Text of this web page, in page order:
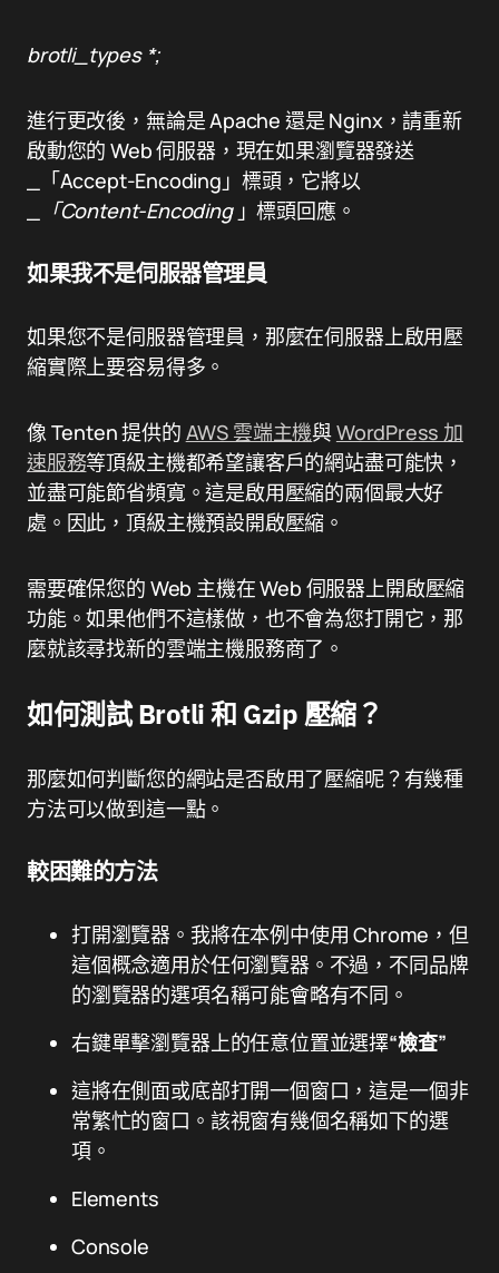
brotli_types *;
進行更改後，無論是 Apache 還是 Nginx，請重新
啟動您的 Web 伺服器，現在如果瀏覽器發送
_「Accept-Encoding」標頭，它將以
「Content-Encoding」標頭回應。
如果我不是伺服器管理員
如果您不是伺服器管理員，那麼在伺服器上啟用壓
縮實際上要容易得多。
像 Tenten 提供的 AWS 雲端主機與WordPress 加
速服務等頂級主機都希望讓客戶的網站盡可能快，
並盡可能節省頻寬。這是啟用壓縮的兩個最大好
處。因此，頂級主機預設開啟壓縮。
需要確保您的 Web 主機在 Web 伺服器上開啟壓縮
功能。如果他們不這樣做，也不會為您打開它，那
麼就該尋找新的雲端主機服務商了。
如何測試 Brotli 和 Gzip 壓縮？
那麼如何判斷您的網站是否啟用了壓縮呢？有幾種
方法可以做到這一點。
較困難的方法
打開瀏覽器。我將在本例中使用 Chrome，但
這個概念適用於任何瀏覽器。不過，不同品牌
的瀏覽器的選項名稱可能會略有不同。
右鍵單擊瀏覽器上的任意位置並選擇“檢查”
這將在側面或底部打開一個窗口，這是一個非
常繁忙的窗口。該視窗有幾個名稱如下的選
項。
Elements
Console